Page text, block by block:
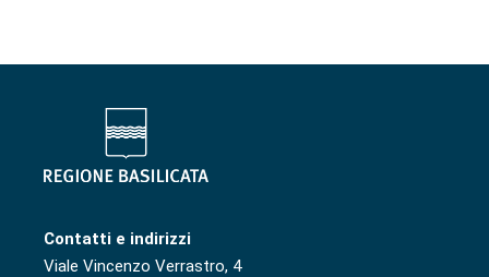
Contatti e indirizzi
Viale Vincenzo Verrastro, 4